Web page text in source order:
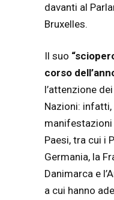
davanti al
Bruxelles.
Il suo
corso
l’attenzione
Nazioni:
Paesi, tra cui i
Germania, la
Danimarca e
a cui hanno